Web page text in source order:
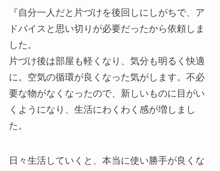
『自分一人だと片づけを後回しにしがちで、ア
ドバイスと思い切りが必要だったから依頼しま
した。
片づけ後は部屋も軽くなり、気分も明るく快適
に。空気の循環が良くなった気がします。不必
要な物がなくなったので、新しいものに目がい
くようになり、生活にわくわく感が増しまし
た。
日々生活していくと、本当に使い勝手が良くな